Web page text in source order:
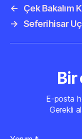
←
Çek Bakalım
→ Seferihisar
Bir
E-posta
Gerekli